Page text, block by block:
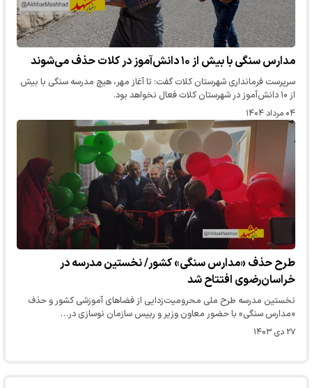
مدارس سنگی با بیش از ۱۰ دانش‌آموز در کلات حذف می‌شوند
سرپرست فرمانداری شهرستان کلات گفت: تا آغاز مهر، هیچ مدرسه سنگی با بیش
از ۱۰ دانش‌آموز در شهرستان کلات فعال نخواهد بود.
۰۴ مرداد ۱۴۰۴
طرح حذف «مدارس سنگی» کشور/ نخستین مدرسه در
خراسان‌رضوی افتتاح شد
نخستین مدرسه طرح ملی محرومیت‌زدایی از فضاهای آموزشی کشور و حذف
«مدارس سنگی» با حضور معاون وزیر و رییس سازمان نوسازی در…
۲۷ دی ۱۴۰۳